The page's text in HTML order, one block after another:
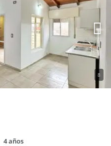
8
4 años